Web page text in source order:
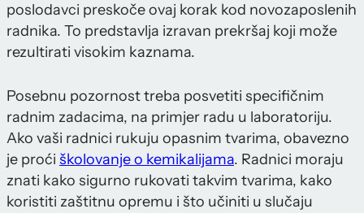
poslodavci preskoče ovaj korak kod novozaposlenih
radnika. To predstavlja izravan prekršaj koji može
rezultirati visokim kaznama.
Posebnu pozornost treba posvetiti specifičnim
radnim zadacima, na primjer radu u laboratoriju.
Ako vaši radnici rukuju opasnim tvarima, obavezno
je proći školovanje o kemikalijama. Radnici moraju
znati kako sigurno rukovati takvim tvarima, kako
koristiti zaštitnu opremu i što učiniti u slučaju